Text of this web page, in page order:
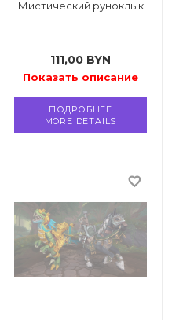
Мистический руноклык
111,00 BYN
Показать описание
ПОДРОБНЕЕ
MORE DETAILS
favorite_border